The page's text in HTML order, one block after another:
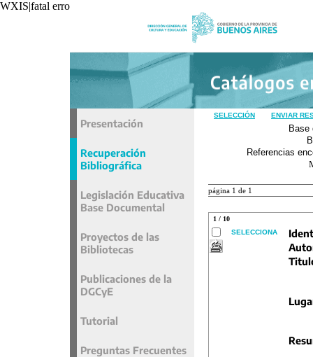
Presentación
Recuperación
Bibliográfica
Legislación Educativa
Base Documental
Proyectos de las
Bibliotecas
Publicaciones de la
DGCyE
Tutorial
Preguntas Frecuentes
SELECCIÓN ENVIAR
Base
Referencias
página 1 de 1
1 / 10
SELECCIONA
WXIS|fatal error|unavoidable|recxref/read|